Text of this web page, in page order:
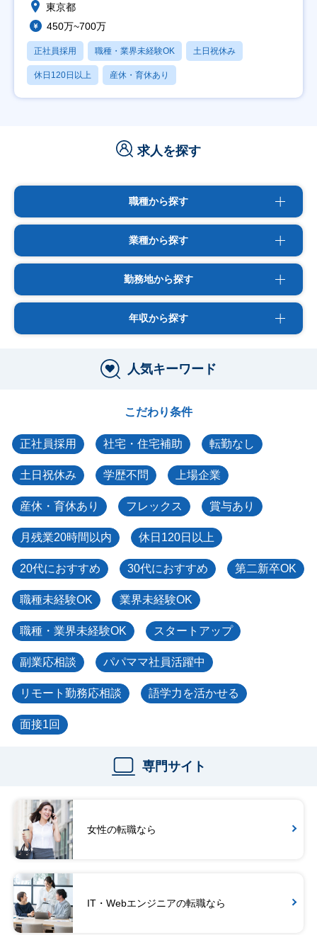
東京都
450万~700万
正社員採用 職種・業界未経験OK 土日祝休み
休日120日以上 産休・育休あり
求人を探す
職種から探す
業種から探す
勤務地から探す
年収から探す
人気キーワード
こだわり条件
正社員採用 社宅・住宅補助 転勤なし
土日祝休み 学歴不問 上場企業
産休・育休あり フレックス 賞与あり
月残業20時間以内 休日120日以上
20代におすすめ 30代におすすめ 第二新卒OK
職種未経験OK 業界未経験OK
職種・業界未経験OK スタートアップ
副業応相談 パパママ社員活躍中
リモート勤務応相談 語学力を活かせる
面接1回
専門サイト
女性の転職なら
IT・Webエンジニアの転職なら